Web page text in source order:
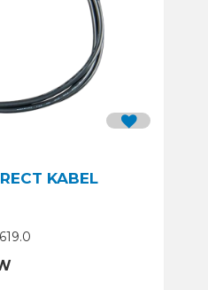
KABEL